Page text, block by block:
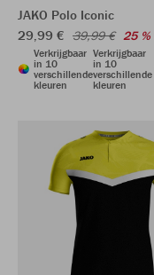
JAKO Polo Iconic
29,99 € 39,99 € 25 %
Verkrijgbaar
in 10
verschillende
kleuren
Verkrijgbaar
in 10
verschillende
kleuren